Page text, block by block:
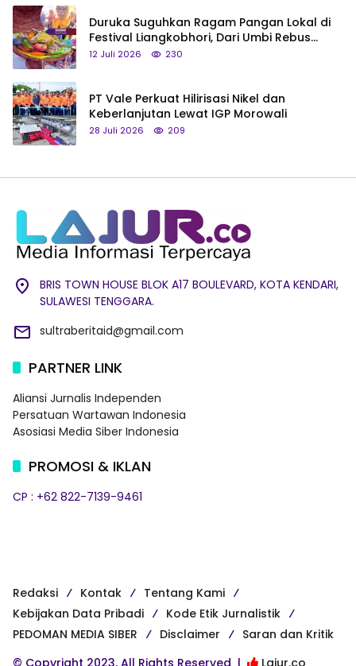
Duruka Suguhkan Ragam Pangan Lokal di
Festival Liangkobhori, Dari Umbi Rebus
hingga Tumpeng Beras Muna
12 Juli 2026 230
PT Vale Perkuat Hilirisasi Nikel dan
Keberlanjutan Lewat IGP Morowali
28 Juli 2026 209
BRIS TOWN HOUSE BLOK A17 BOULEVARD, KOTA KENDARI,
SULAWESI TENGGARA.
sultraberitaid@gmail.com
PARTNER LINK
Aliansi Jurnalis Independen
Persatuan Wartawan Indonesia
Asosiasi Media Siber Indonesia
PROMOSI & IKLAN
CP : +62 822-7139-9461
Redaksi Kontak
Tentang Kami
Kebijakan Data Pribadi
Kode Etik Jurnalistik
PEDOMAN MEDIA SIBER
Disclaimer
Saran dan Kritik
© Copyright 2023, All Rights Reserved |
Lajur.co